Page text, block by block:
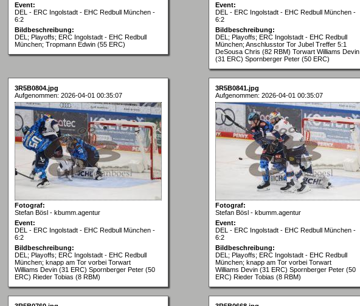
Event:
DEL - ERC Ingolstadt - EHC Redbull München -
6:2
Bildbeschreibung:
DEL; Playoffs; ERC Ingolstadt - EHC Redbull
München; Tropmann Edwin (55 ERC)
Event:
DEL - ERC Ingolstadt - EHC Redbull München -
6:2
Bildbeschreibung:
DEL; Playoffs; ERC Ingolstadt - EHC Redbull
München; Anschlusstor Tor Jubel Treffer 5:1
DeSousa Chris (82 RBM) Torwart Williams Devin
(31 ERC) Spornberger Peter (50 ERC)
3R5B0804.jpg
Aufgenommen: 2026-04-01 00:35:07
Fotograf:
Stefan Bösl - kbumm.agentur
Event:
DEL - ERC Ingolstadt - EHC Redbull München -
6:2
Bildbeschreibung:
DEL; Playoffs; ERC Ingolstadt - EHC Redbull
München; knapp am Tor vorbei Torwart
Williams Devin (31 ERC) Spornberger Peter (50
ERC) Rieder Tobias (8 RBM)
3R5B0841.jpg
Aufgenommen: 2026-04-01 00:35:07
Fotograf:
Stefan Bösl - kbumm.agentur
Event:
DEL - ERC Ingolstadt - EHC Redbull München -
6:2
Bildbeschreibung:
DEL; Playoffs; ERC Ingolstadt - EHC Redbull
München; knapp am Tor vorbei Torwart
Williams Devin (31 ERC) Spornberger Peter (50
ERC) Rieder Tobias (8 RBM)